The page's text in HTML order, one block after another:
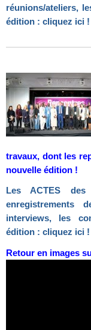
réunions/ateliers,
édition : cliquez ici !
travaux, dont les
nouvelle édition !
Les ACTES
enregistrements
interviews, les
édition : cliquez ici !
Retour en images